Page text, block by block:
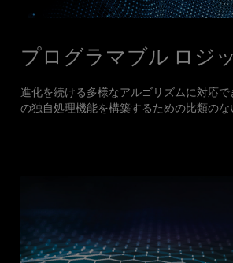
プログラマブル ロジ
進化を続ける多様なアルゴリズムに対応
の独自処理機能を構築するための比類のな